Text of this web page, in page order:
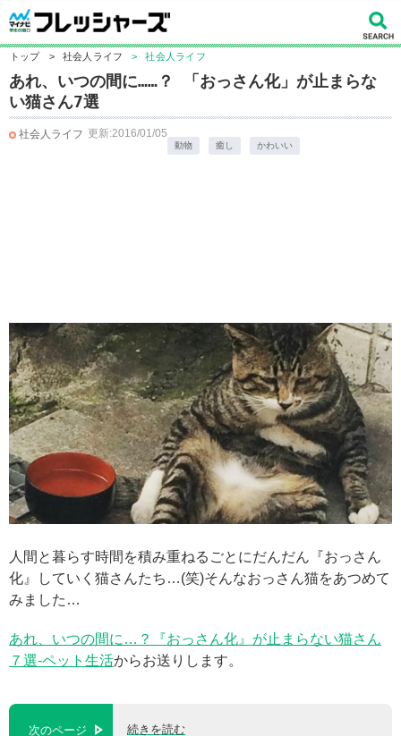
トップ > 社会人ライフ > 社会人ライフ
あれ、いつの間に……？ 「おっさん化」が止まらな
い猫さん7選
社会人ライフ 更新:2016/01/05
動物 癒し かわいい
人間と暮らす時間を積み重ねるごとにだんだん『おっさん
化』していく猫さんたち…(笑)そんなおっさん猫をあつめて
みました…
あれ、いつの間に…？『おっさん化』が止まらない猫さん
７選-ペット生活からお送りします。
次のページ 続きを読む